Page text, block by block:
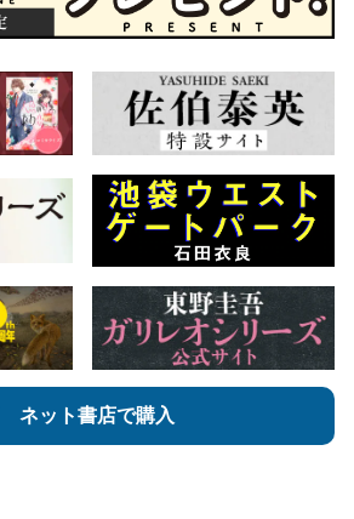
ネット書店で購入